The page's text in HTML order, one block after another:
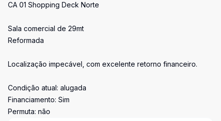
CA 01 Shopping Deck Norte
Sala comercial de 29mt
Reformada
Localização impecável, com excelente retorno financeiro.
Condição atual: alugada
Financiamento: Sim
Permuta: não